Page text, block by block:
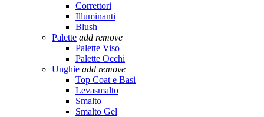
Correttori
Illuminanti
Blush
Palette add remove
Palette Viso
Palette Occhi
Unghie add remove
Top Coat e Basi
Levasmalto
Smalto
Smalto Gel